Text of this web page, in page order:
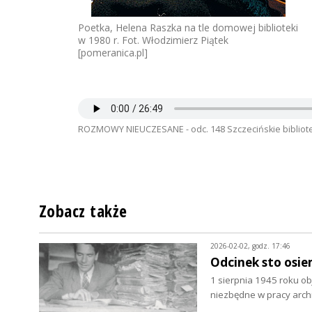
Poetka, Helena Raszka na tle domowej biblioteki
w 1980 r. Fot. Włodzimierz Piątek
[pomeranica.pl]
ROZMOWY NIEUCZESANE - odc. 148 Szczecińskie
Zobacz także
2026-02-02, godz. 17:46
Odcinek sto
1 sierpnia 1945 roku
niezbędne w pracy